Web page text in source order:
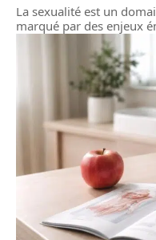
La sexualité est un
marqué par des enjeux